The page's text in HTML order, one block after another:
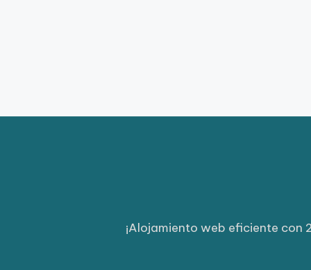
¡Alojamiento web eficiente con